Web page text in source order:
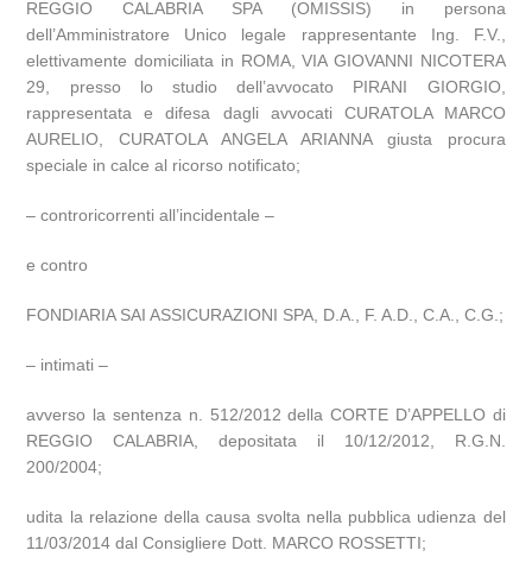
REGGIO CALABRIA SPA (OMISSIS) in persona
dell’Amministratore Unico legale rappresentante Ing. F.V.,
elettivamente domiciliata in ROMA, VIA GIOVANNI NICOTERA
29, presso lo studio dell’avvocato PIRANI GIORGIO,
rappresentata e difesa dagli avvocati CURATOLA MARCO
AURELIO, CURATOLA ANGELA ARIANNA giusta procura
speciale in calce al ricorso notificato;
– controricorrenti all’incidentale –
e contro
FONDIARIA SAI ASSICURAZIONI SPA, D.A., F. A.D., C.A., C.G.;
– intimati –
avverso la sentenza n. 512/2012 della CORTE D’APPELLO di
REGGIO CALABRIA, depositata il 10/12/2012, R.G.N.
200/2004;
udita la relazione della causa svolta nella pubblica udienza del
11/03/2014 dal Consigliere Dott. MARCO ROSSETTI;